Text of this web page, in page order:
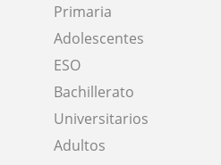
Primaria
Adolescentes
ESO
Bachillerato
Universitarios
Adultos